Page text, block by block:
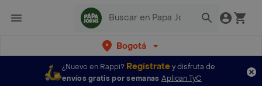
Bogotá
¿Nuevo en Rappi? Regístratey disfruta de
envíos gratis por semanas Aplican TyC